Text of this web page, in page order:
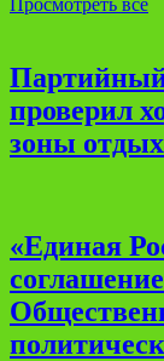
Просмотреть все
Партийный
проверил
зоны
«Единая